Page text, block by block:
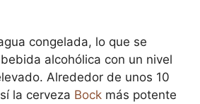
congelada, lo que se
alcohólica con un nivel
Alrededor de unos 10
la cerveza Bock más potente